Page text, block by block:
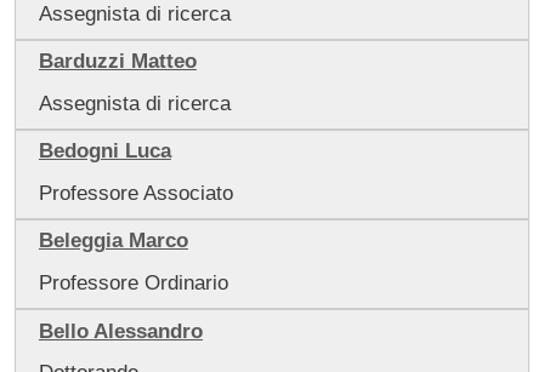
Assegnista di ricerca
Barduzzi Matteo
Assegnista di ricerca
Bedogni Luca
Professore Associato
Beleggia Marco
Professore Ordinario
Bello Alessandro